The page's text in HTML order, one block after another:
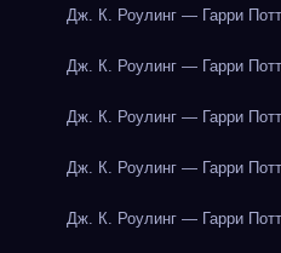
Дж. К. Роулинг — Гарри
Дж. К. Роулинг — Гарри
Дж. К. Роулинг — Гарри
Дж. К. Роулинг — Гарри
Дж. К. Роулинг — Гарри